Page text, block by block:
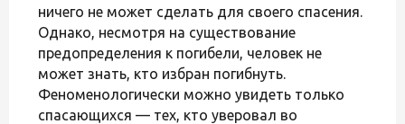
ничего не может сделать для своего спасения.
Однако, несмотря на существование
предопределения к погибели, человек не
может знать, кто избран погибнуть.
Феноменологически можно увидеть только
спасающихся — тех, кто уверовал во